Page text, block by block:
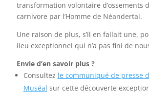
transformation volontaire d’ossements
carnivore par l’Homme de Néandertal.
Une raison de plus, s’il en fallait une,
lieu exceptionnel qui n’a pas fini de
Envie d’en savoir plus ?
Consultez le communiqué de presse
Muséal sur cette découverte